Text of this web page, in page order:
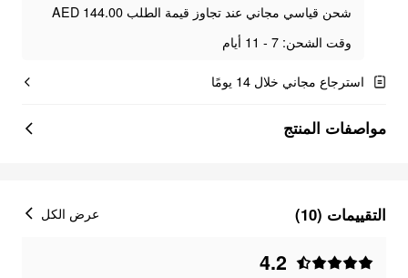
شحن قياسي مجاني عند تجاوز قيمة الطلب AED 144.00
وقت الشحن: 7 - 11 أيام
استرجاع مجاني خلال 14 يومًا
مواصفات المنتج
التقييمات (10)
4.2
عرض الكل